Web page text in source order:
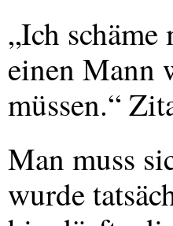
„Ich
einen Mann
müssen.“
Man muss
wurde